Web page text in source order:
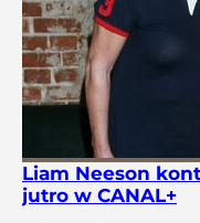
Liam Neeson
jutro w CANAL+